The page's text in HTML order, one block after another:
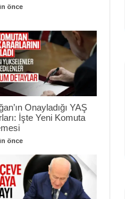
önce
Onayladığı YAŞ
İşte Yeni Komuta
önce